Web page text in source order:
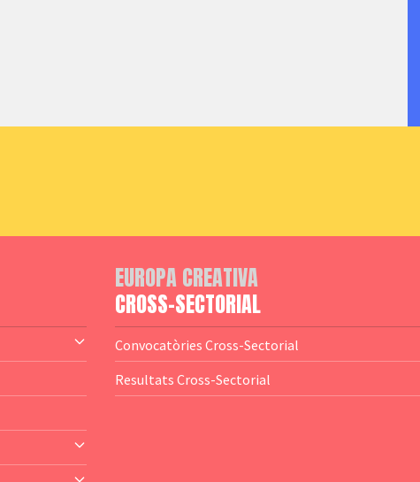
EUROPA CREATIVA
CROSS-SECTORIAL
Convocatòries Cross-Sectorial
Resultats Cross-Sectorial